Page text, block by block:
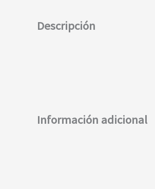
Descripción
Información adicional